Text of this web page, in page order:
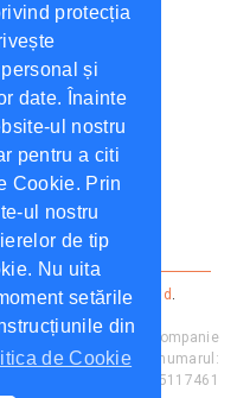
protecția
și
date. Înainte
ul nostru
pentru a citi
Cookie. Prin
ul nostru
de tip
Nu uita
setările
din
de Cookie
628 230
privacybeleid .
SOFTWARE SRL, companie
personal sub numarul:
Infochiosk: 978615117461